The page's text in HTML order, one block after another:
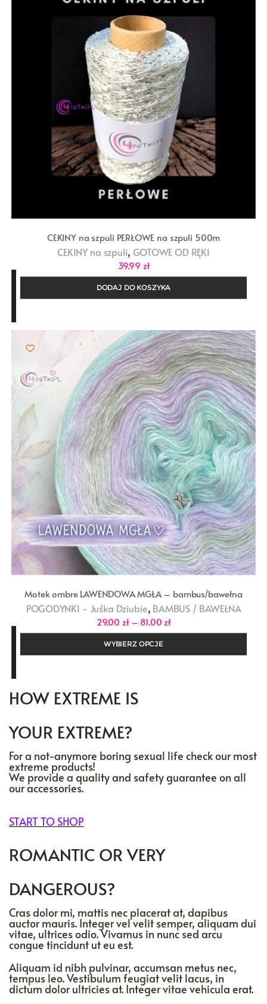
CEKINY na szpuli PERŁOWE na szpuli 500m
CEKINY na szpuli, GOTOWE OD RĘKI
39,99 zł
DODAJ DO KOSZYKA
Motek ombre LAWENDOWA MGŁA – bambus/bawełna
POGODYNKI - Juśka Dziubie, BAMBUS / BAWEŁNA
29,00 zł – 81,00 złZakres
cen:
do
WYBIERZ OPCJE
HOW EXTREME IS
YOUR EXTREME?
For a not-anymore boring sexual life check our most
extreme products!
We provide a quality and safety guarantee on all
our accessories.
START TO SHOP
ROMANTIC OR VERY
DANGEROUS?
Cras dolor mi, mattis nec placerat at, dapibus
auctor mauris. Integer vel velit semper, aliquam dui
vitae, ultrices odio. Vivamus in nunc sed arcu
congue tincidunt ut eu est.
Aliquam id nibh pulvinar, accumsan metus nec,
tempus leo. Vestibulum feugiat velit lacus, in
dictum dolor ultricies at. Integer vitae vehicula erat.